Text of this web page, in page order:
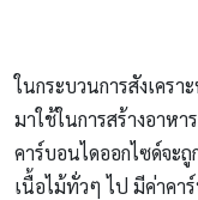
ในกระบวนการสังเคร
มาใช้ในการสร้างอาห
คาร์บอนไดออกไซด์จะ
เนื้อไม้ทั่วๆ ไป มีค่าค